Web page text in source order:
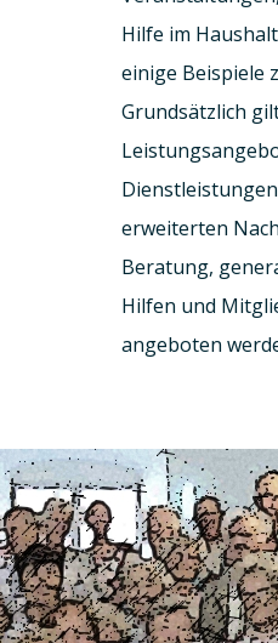
Hilfe im
einige Beispiele
Grundsätzlich
erweiterten
Beratung,
Hilfen und
angeboten